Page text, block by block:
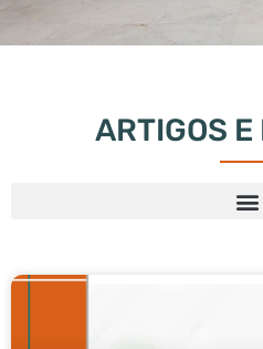
ARTIGOS